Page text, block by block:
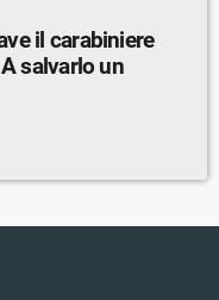
il carabiniere
salvarlo un